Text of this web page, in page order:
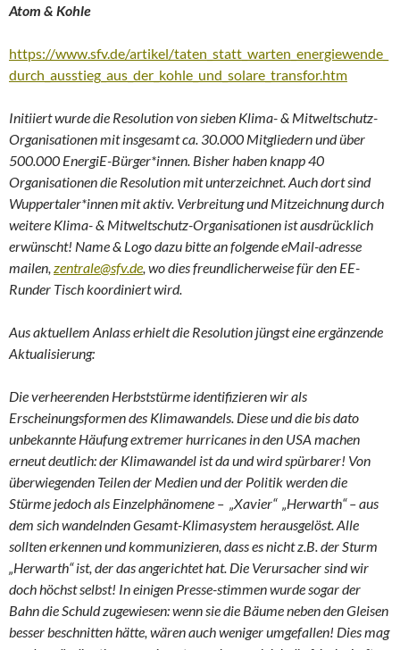
Atom & Kohle
https://www.sfv.de/artikel/taten_statt_warten_energiewende_
durch_ausstieg_aus_der_kohle_und_solare_transfor.htm
Initiiert wurde die Resolution von sieben Klima- & Mitweltschutz-
Organisationen mit insgesamt ca. 30.000 Mitgliedern und über
500.000 EnergiE-Bürger*innen. Bisher haben knapp 40
Organisationen die Resolution mit unterzeichnet. Auch dort sind
Wuppertaler*innen mit aktiv. Verbreitung und Mitzeichnung durch
weitere Klima- & Mitweltschutz-Organisationen ist ausdrücklich
erwünscht! Name & Logo dazu bitte an folgende eMail-adresse
mailen, zentrale@sfv.de, wo dies freundlicherweise für den EE-
Runder Tisch koordiniert wird.
Aus aktuellem Anlass erhielt die Resolution jüngst eine ergänzende
Aktualisierung:
Die verheerenden Herbststürme identifizieren wir als
Erscheinungsformen des Klimawandels. Diese und die bis dato
unbekannte Häufung extremer hurricanes in den USA machen
erneut deutlich: der Klimawandel ist da und wird spürbarer! Von
überwiegenden Teilen der Medien und der Politik werden die
Stürme jedoch als Einzelphänomene – „Xavier“ „Herwarth“ – aus
dem sich wandelnden Gesamt-Klimasystem herausgelöst. Alle
sollten erkennen und kommunizieren, dass es nicht z.B. der Sturm
„Herwarth“ ist, der das angerichtet hat. Die Verursacher sind wir
doch höchst selbst! In einigen Presse-stimmen wurde sogar der
Bahn die Schuld zugewiesen: wenn sie die Bäume neben den Gleisen
besser beschnitten hätte, wären auch weniger umgefallen! Dies mag